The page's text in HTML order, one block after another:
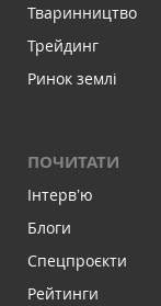
Тваринництво
Трейдинг
Ринок землі
ПОЧИТАТИ
Інтервʼю
Блоги
Спецпроєкти
Рейтинги